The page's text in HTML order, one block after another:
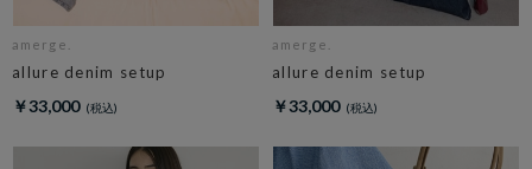
amerge.
allure denim setup
￥33,000
amerge.
allure denim setup
￥33,000